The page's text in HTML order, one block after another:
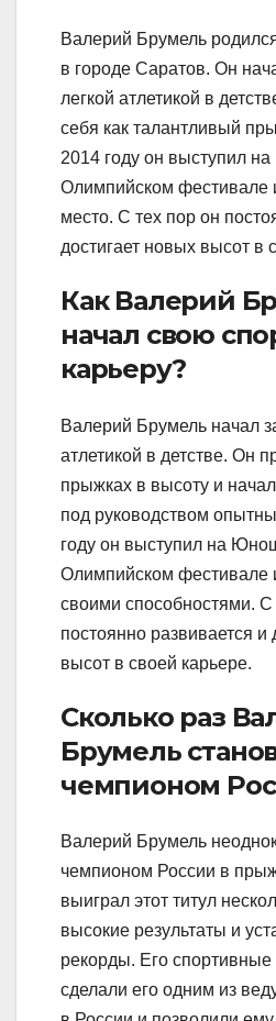
Валерий Брумель
в городе Саратов. Он
легкой атлетикой в
себя как талантливый
2014 году он выступил
Олимпийском фестивале
место. С тех пор он
достигает новых высот в
Как Валерий
начал свою
карьеру?
Валерий Брумель начал
атлетикой в детстве. Он
прыжках в высоту и
под руководством
году он выступил на
Олимпийском фестивале
своими способностями. С
постоянно развивается и
высот в своей карьере.
Сколько раз
Брумель
чемпионом
Валерий Брумель
чемпионом России в
выиграл этот титул
высокие результаты и
рекорды. Его спортивные
сделали его одним из